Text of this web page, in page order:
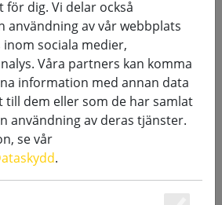
batteri AAA 6
dig. Vi delar också
användning av vår webbplats
sociala medier,
Våra partners kan komma
information med annan data
till dem eller som de har samlat
användning av deras tjänster.
se vår
.